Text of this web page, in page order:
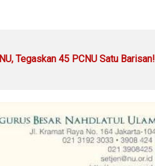
Tegaskan 45 PCNU Satu Barisan!